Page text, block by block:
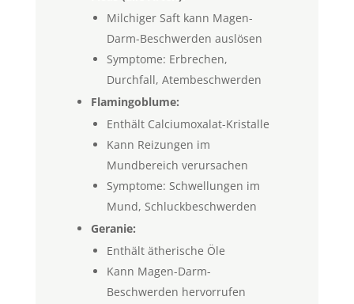
Milchiger Saft kann Magen-
Darm-Beschwerden auslösen
Symptome: Erbrechen,
Durchfall, Atembeschwerden
Flamingoblume:
Enthält Calciumoxalat-Kristalle
Kann Reizungen im
Mundbereich verursachen
Symptome: Schwellungen im
Mund, Schluckbeschwerden
Geranie:
Enthält ätherische Öle
Kann Magen-Darm-
Beschwerden hervorrufen